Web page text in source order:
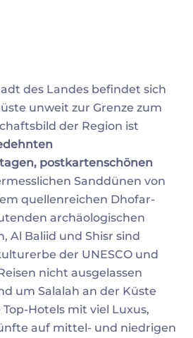
des Landes befindet sich
unweit zur Grenze zum
der Region ist
postkartenschönen
Sanddünen von
quellenreichen Dhofar-
archäologischen
Al Baliid und Shisr sind
der UNESCO und
nicht ausgelassen
um Salalah an der Küste
Hotels mit viel Luxus,
auf mittel- und niedrigen